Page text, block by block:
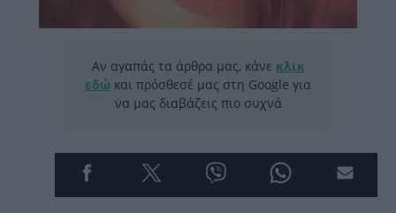
Αν αγαπάς τα άρθρα μας, κάνε κλικ
εδώ και πρόσθεσέ μας στη Google για
να μας διαβάζεις πιο συχνά